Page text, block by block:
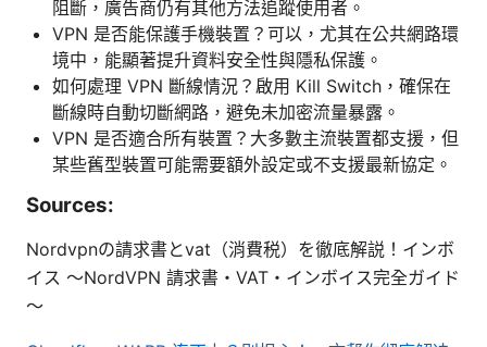
阻斷，廣告商仍有其他方法追蹤使用者。
VPN 是否能保護手機裝置？可以，尤其在公共網路環
境中，能顯著提升資料安全性與隱私保護。
如何處理 VPN 斷線情況？啟用 Kill Switch，確保在
斷線時自動切斷網路，避免未加密流量暴露。
VPN 是否適合所有裝置？大多數主流裝置都支援，但
某些舊型裝置可能需要額外設定或不支援最新協定。
Sources:
Nordvpnの請求書とvat（消費税）を徹底解説！インボ
イス 〜NordVPN 請求書・VAT・インボイス完全ガイド
〜